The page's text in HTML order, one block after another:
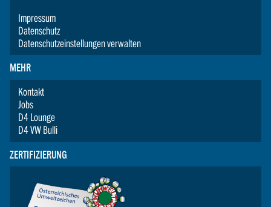
Impressum
Datenschutz
Datenschutzeinstellungen verwalten
MEHR
Kontakt
Jobs
D4 Lounge
D4 VW Bulli
ZERTIFIZIERUNG